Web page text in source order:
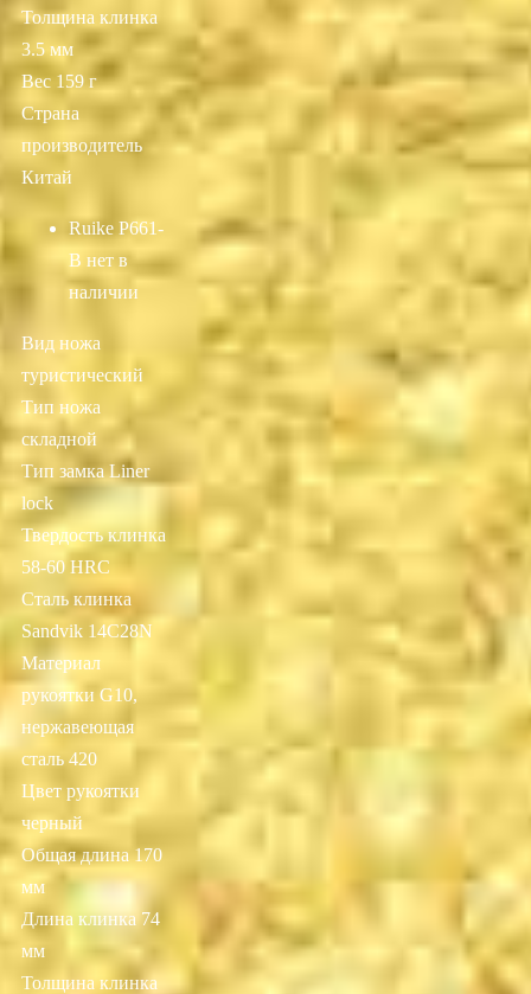
Толщина клинка
3.5 мм
Вес 159 г
Страна
производитель
Китай
Ruike P661-
B нет в
наличии
Вид ножа
туристический
Тип ножа
складной
Тип замка Liner
lock
Твердость клинка
58-60 HRC
Сталь клинка
Sandvik 14C28N
Материал
рукоятки G10,
нержавеющая
сталь 420
Цвет рукоятки
черный
Общая длина 170
мм
Длина клинка 74
мм
Толщина клинка